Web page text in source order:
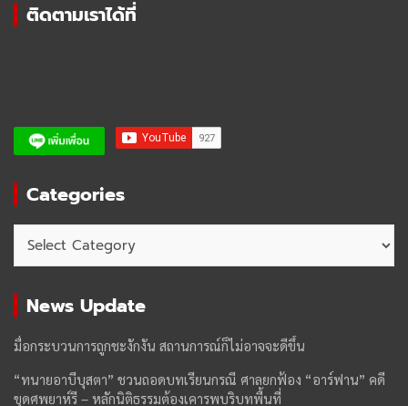
ติดตามเราได้ที่
Categories
News Update
มื่อกระบวนการถูกชะงักงัน สถานการณ์ก็ไม่อาจจะดีขึ้น
“ทนายอาบีบุสตา” ชวนถอดบทเรียนกรณี ศาลยกฟ้อง “อาร์ฟาน” คดี
ขุดศพยาห์รี – หลักนิติธรรมต้องเคารพบริบทพื้นที่